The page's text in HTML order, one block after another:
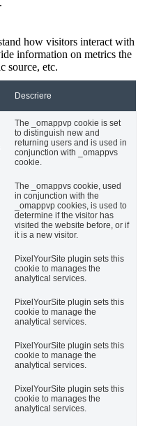
how visitors interact with
information on metrics the
source, etc.
Descriere
The _omappvp cookie is set
to distinguish new and
returning users and is used in
conjunction with _omappvs
cookie.
The _omappvs cookie, used
in conjunction with the
_omappvp cookies, is used to
determine if the visitor has
visited the website before, or if
it is a new visitor.
PixelYourSite plugin sets this
cookie to manages the
analytical services.
PixelYourSite plugin sets this
cookie to manage the
analytical services.
PixelYourSite plugin sets this
cookie to manage the
analytical services.
PixelYourSite plugin sets this
cookie to manages the
analytical services.